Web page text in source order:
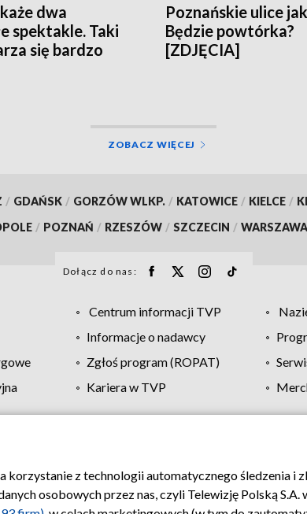
dwa
spektakle. Taki
się bardzo
Poznańskie ulice
Będzie powtórka?
[ZDJĘCIA]
ZOBACZ WIĘCEJ
/ GDAŃSK / GORZÓW WLKP. / KATOWICE / KIELCE /
/ POZNAŃ / RZESZÓW / SZCZECIN / WARSZAWA
Dołącz do nas:
Centrum informacji TVP
Informacje o nadawcy
Zgłoś program (ROPAT)
Kariera w TVP
prywatności Moje zgody Pomoc
z technologii automatycznego śledzenia i
osobowych przez nas, czyli Telewizję Polską S.A.